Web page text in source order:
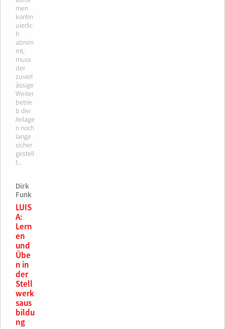
men
kontin
uierlic
h
abnim
mt,
muss
der
zuverl
ässige
Weiter
betrie
b der
Anlage
n noch
lange
sicher
gestell
t...
Dirk
Funk
LUIS
A:
Lern
en
und
Übe
n in
der
Stell
werk
saus
bildu
ng